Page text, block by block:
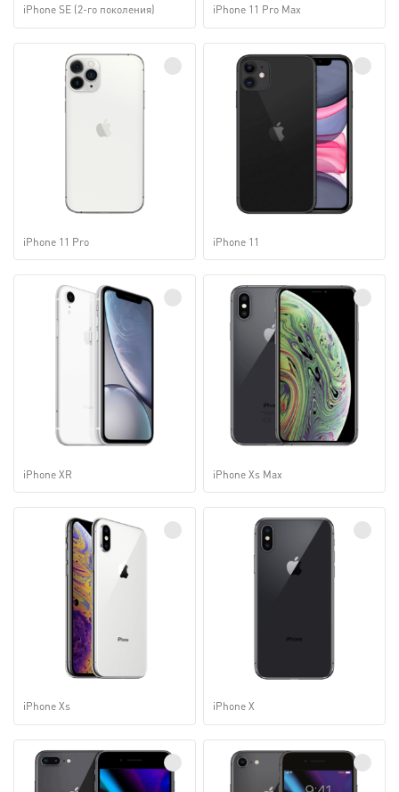
iPhone SE (2-го поколения) iPhone 11 Pro Max
iPhone 11 Pro iPhone 11
iPhone XR iPhone Xs Max
iPhone Xs iPhone X